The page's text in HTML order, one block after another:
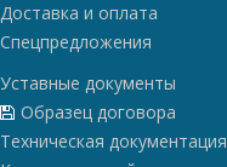
Доставка и оплата
Спецпредложения
Уставные документы
Образец договора
Техническая документация